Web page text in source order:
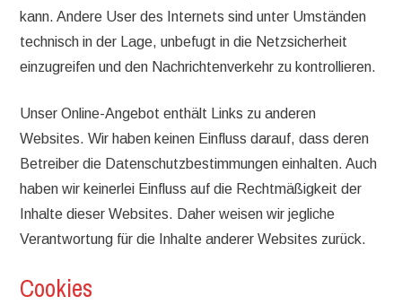
kann. Andere User des Internets sind unter Umständen
technisch in der Lage, unbefugt in die Netzsicherheit
einzugreifen und den Nachrichtenverkehr zu kontrollieren.
Unser Online-Angebot enthält Links zu anderen
Websites. Wir haben keinen Einfluss darauf, dass deren
Betreiber die Datenschutzbestimmungen einhalten. Auch
haben wir keinerlei Einfluss auf die Rechtmäßigkeit der
Inhalte dieser Websites. Daher weisen wir jegliche
Verantwortung für die Inhalte anderer Websites zurück.
Cookies